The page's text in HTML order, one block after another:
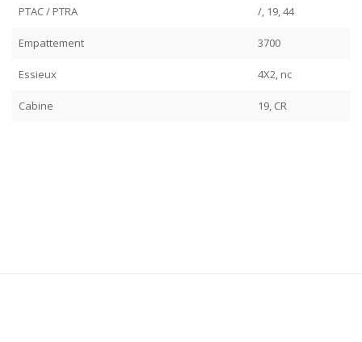
PTAC / PTRA /, 19, 44
Empattement 3700
Essieux 4X2, nc
Cabine 19, CR